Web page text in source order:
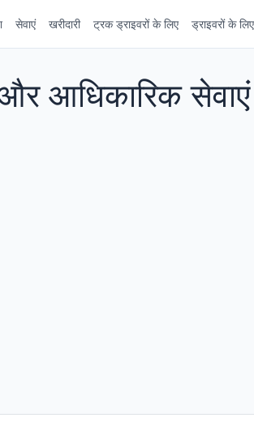
सेवाएं खरीदारी ट्रक ड्राइवरों के लिए ड्राइवरों के लिए
आधिकारिक सेवाएं